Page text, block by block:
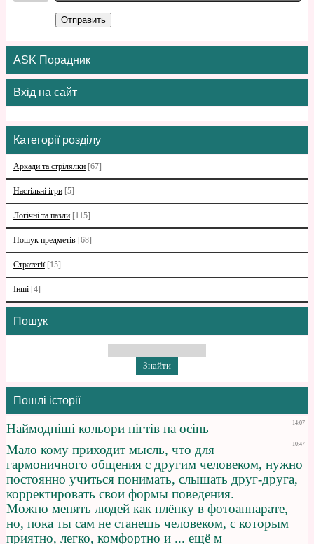
Отправить
ASK Порадник
Вхід на сайт
Категорії розділу
Аркади та стрілялки [67]
Настільні ігри [5]
Логічні та пазли [115]
Пошук предметів [68]
Стратегії [15]
Інші [4]
Пошук
Пошлі історії